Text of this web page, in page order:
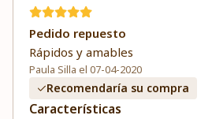
Pedido repuesto
Rápidos y amables
Paula Silla el 07-04-2020
Recomendaría su compra
Características